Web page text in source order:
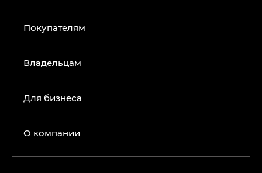
Покупателям
Владельцам
Для бизнеса
О компании